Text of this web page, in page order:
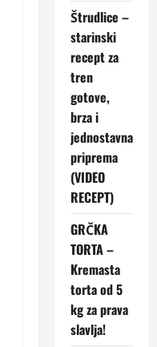
Štrudlice –
starinski
recept za
tren
gotove,
brza i
jednostavna
priprema
(VIDEO
RECEPT)
GRČKA
TORTA –
Kremasta
torta od 5
kg za prava
slavlja!